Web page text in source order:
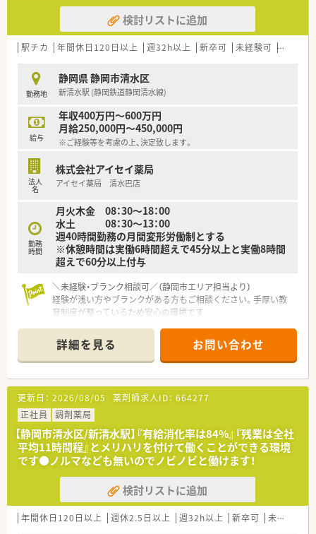
【法人特徴について】
■静岡市内で複数の調剤薬局をドミナント展開しており、地域に
深く根ざした医療サービスを提供し続けております。
■各店舗間の距離が近く充実したヘルプ体制が整っているため、
■全スタッフが協力して一緒に頑張っていくという考え方が根
底にあり、チームワークを非常に大切にしている法人です。
【やりがい/おすすめポイント】
■会員制リゾートホテルやスポーツクラブの法人会員を利用で
き、休日を充実させて心身の疲れを癒やすことができます。
■退職金制度や住宅手当といった長期的な就業を支える福利厚
■ブランクのある方や経験の浅い方でも、充実した研修制度と周
囲のサポートによって安心して業務をスタートできます。
検討リストに追加
駅チカ 年間休日120日以上 週32h以上 新卒可 未経験可 ブラン
勤務地
静岡県 静岡市清水区
新清水駅 (静岡鉄道静岡清水線)
給与
年収400万円～600万円
月給250,000円～450,000円
※ご経験等を考慮の上、決定致します。
法人
名
株式会社アイセイ薬局
アイセイ薬局 清水巴店
勤務
時間
月火木金 08：30～18：00
水土 08：30～13：00
週40時間勤務の月間変形労働制とする
※休憩時間は実働6時間超えで45分以上と実働8時間
超えで60分以上付与
＼未経験・ブランク相談可／（静岡市エリア担当より）
経験が浅い方やブランクがある方もご相談ください。手厚い教
育制度が整っているため安心の環境です
【店舗情報と応需状況について】
■最寄り駅の静岡鉄道静岡清水線「新清水駅」から、徒歩1分と通
勤に便利な立地です。
■主に内科・皮膚科・リウマチ科を応需しており、1日の処方箋枚
数は平均100枚程度です。
■薬剤師は常勤4名、事務員3名が在籍しており、ベテラン社員が
多くサポート体制も万全です。
【法人特徴について】
■全国に約400店舗を展開し、特に医療モール開発では業界トッ
プクラスの実績を誇ります。
■薬剤師でもある社長が自らの育休経験を活かし、女性が長く働
き続けられる企業を目指しています。
■人材定着率が97％と非常に高く、多くの方が「薬局の雰囲気の
良さ」を入社の決め手に挙げています。
詳細を見る お問い合わせ
更新日： 2026/08/05 薬剤師求人ID： 664277
正社員
調剤薬局
【静岡市清水区/新清水駅】『有給消化率は84%』『残業は全社
平均11時間程』とメリハリを付けて働くことができる環境
です●ノルマなども無いのでノビノビと働けます！
検討リストに追加
年間休日120日以上 週休2.5日以上 週32h以上 新卒可 未経験可